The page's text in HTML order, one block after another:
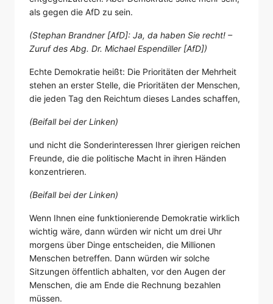
als gegen die AfD zu sein.
(Stephan Brandner [AfD]: Ja, da haben Sie recht! –
Zuruf des Abg. Dr. Michael Espendiller [AfD])
Echte Demokratie heißt: Die Prioritäten der Mehrheit
stehen an erster Stelle, die Prioritäten der Menschen,
die jeden Tag den Reichtum dieses Landes schaffen,
(Beifall bei der Linken)
und nicht die Sonderinteressen Ihrer gierigen reichen
Freunde, die die politische Macht in ihren Händen
konzentrieren.
(Beifall bei der Linken)
Wenn Ihnen eine funktionierende Demokratie wirklich
wichtig wäre, dann würden wir nicht um drei Uhr
morgens über Dinge entscheiden, die Millionen
Menschen betreffen. Dann würden wir solche
Sitzungen öffentlich abhalten, vor den Augen der
Menschen, die am Ende die Rechnung bezahlen
müssen.